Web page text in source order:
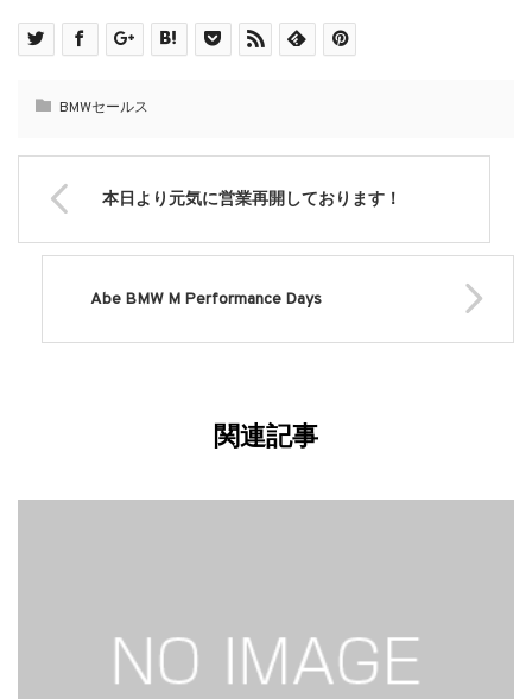
BMWセールス
本日より元気に営業再開しております！
Abe BMW M Performance Days
関連記事